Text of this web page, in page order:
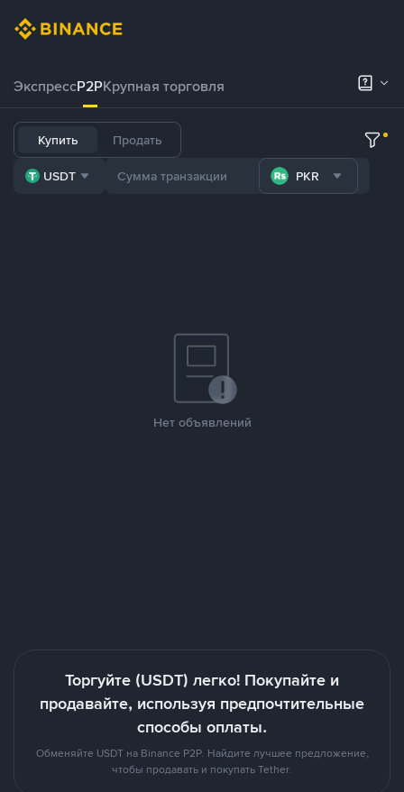
ЭкспрессP2PКрупная торговля
Купить Продать
USDT PKR
Нет объявлений
Торгуйте (USDT) легко! Покупайте и
продавайте, используя предпочтительные
способы оплаты.
Обменяйте USDT на Binance P2P. Найдите лучшее предложение,
чтобы продавать и покупать Tether.